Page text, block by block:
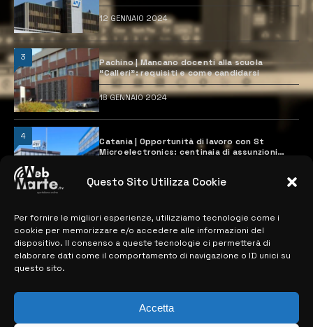
Questo Sito Utilizza Cookie
Per fornire le migliori esperienze, utilizziamo tecnologie come i
cookie per memorizzare e/o accedere alle informazioni del
dispositivo. Il consenso a queste tecnologie ci permetterà di
elaborare dati come il comportamento di navigazione o ID unici su
questo sito.
Accetta
12 GENNAIO 2024
3
Pachino | Mancano docenti alla scuola
“Calleri”: requisiti e come candidarsi
18 GENNAIO 2024
4
Catania | Opportunità di lavoro con St
Microelectronics: centinaia di assunzioni
28 MARZO 2024
MAPPA DEL SITO
> NOTIZIE
> EDIZIONI LOCALI